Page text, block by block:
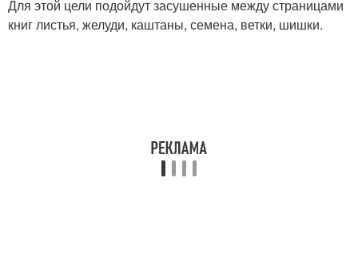
Для этой цели подойдут засушенные между страницами
книг листья, желуди, каштаны, семена, ветки, шишки.